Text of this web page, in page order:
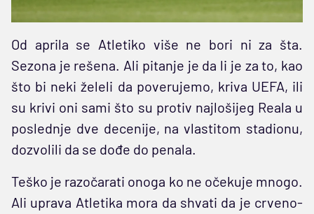
Od aprila se Atletiko više ne bori ni za šta.
Sezona je rešena. Ali pitanje je da li je za to, kao
što bi neki želeli da poverujemo, kriva UEFA, ili
su krivi oni sami što su protiv najlošijeg Reala u
poslednje dve decenije, na vlastitom stadionu,
dozvolili da se dođe do penala.
Teško je razočarati onoga ko ne očekuje mnogo.
Ali uprava Atletika mora da shvati da je crveno-